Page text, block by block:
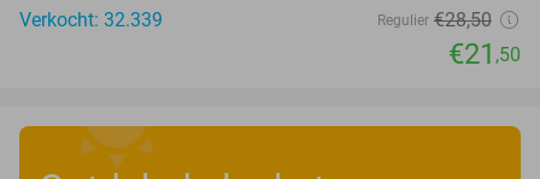
Verkocht: 32.339
Regulier €28,50
€21 ,50